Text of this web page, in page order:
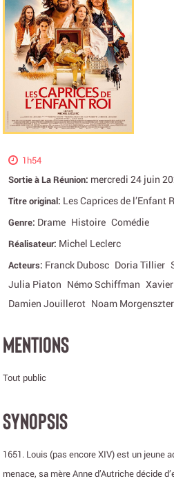
1h54
Sortie à La Réunion: mercredi 24 juin
Titre original: Les Caprices de l’Enfant
Genre: Drame Histoire Comédie
Réalisateur: Michel Leclerc
Acteurs: Franck Dubosc Doria Tillier
Julia Piaton Némo Schiffman
Damien Jouillerot Noam
MENTIONS
Tout public
SYNOPSIS
1651. Louis (pas encore XIV) est un jeune
menace, sa mère Anne d’Autriche décide